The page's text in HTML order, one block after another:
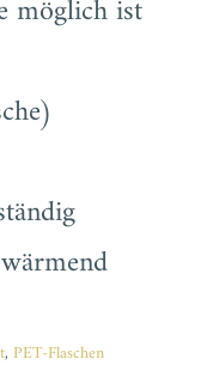
möglich ist
, PET-Flaschen